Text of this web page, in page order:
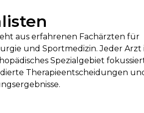
aus erfahrenen Fachärzten für
und Sportmedizin. Jeder Arzt
Spezialgebiet
Therapieentscheidungen